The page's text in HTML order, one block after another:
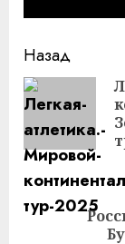
чтение
Назад
Следующая